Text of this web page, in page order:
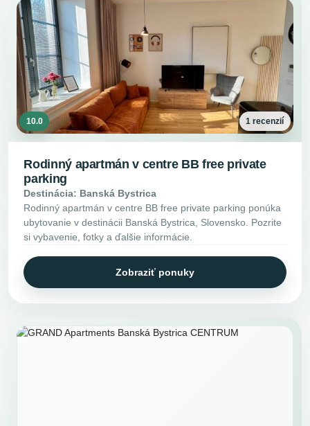
10.0 1 recenzií
Rodinný apartmán v centre BB free private
parking
Destinácia: Banská Bystrica
Rodinný apartmán v centre BB free private parking ponúka
ubytovanie v destinácii Banská Bystrica, Slovensko. Pozrite
si vybavenie, fotky a ďalšie informácie.
Zobraziť ponuky